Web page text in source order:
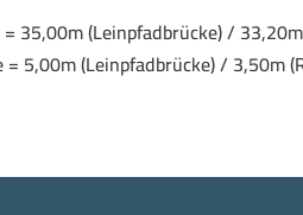
35,00m (Leinpfadbrücke) /
5,00m (Leinpfadbrücke) / 3,50m